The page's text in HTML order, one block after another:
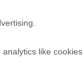
like